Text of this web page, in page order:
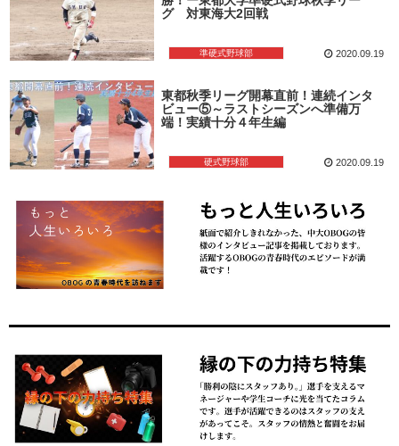
準硬式野球部
グ 対東海大2回戦
2020.09.19
硬式野球部
東都秋季リーグ開幕直前！連続インタ
ビュー⑤～ラストシーズンへ準備万
端！実績十分４年生編
2020.09.19